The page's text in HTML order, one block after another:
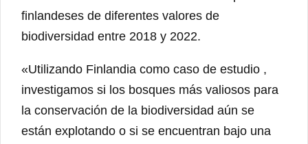
finlandeses de diferentes valores de
biodiversidad entre 2018 y 2022.
«Utilizando Finlandia como caso de estudio ,
investigamos si los bosques más valiosos para
la conservación de la biodiversidad aún se
están explotando o si se encuentran bajo una